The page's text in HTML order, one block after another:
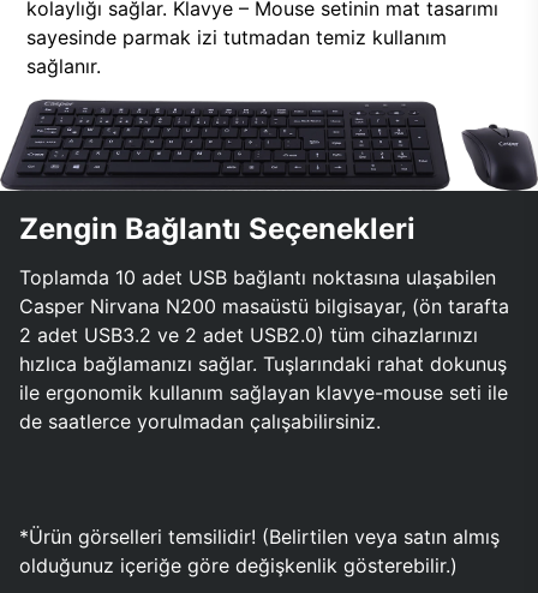
kolaylığı sağlar. Klavye – Mouse setinin mat tasarımı
sayesinde parmak izi tutmadan temiz kullanım
sağlanır.
Zengin Bağlantı Seçenekleri
Toplamda 10 adet USB bağlantı noktasına ulaşabilen
Casper Nirvana N200 masaüstü bilgisayar, (ön tarafta
2 adet USB3.2 ve 2 adet USB2.0) tüm cihazlarınızı
hızlıca bağlamanızı sağlar. Tuşlarındaki rahat dokunuş
ile ergonomik kullanım sağlayan klavye-mouse seti ile
de saatlerce yorulmadan çalışabilirsiniz.
*Ürün görselleri temsilidir! (Belirtilen veya satın almış
olduğunuz içeriğe göre değişkenlik gösterebilir.)